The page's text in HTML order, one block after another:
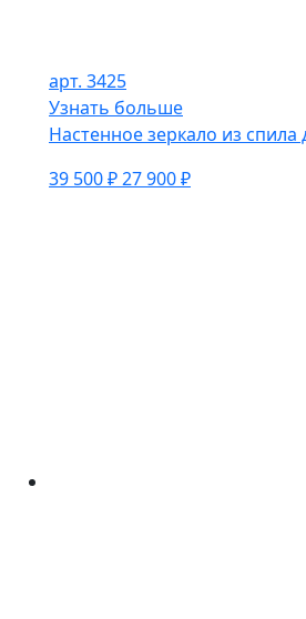
арт. 3425
Узнать больше
Настенное зеркало из спила
39 500 ₽27 900 ₽